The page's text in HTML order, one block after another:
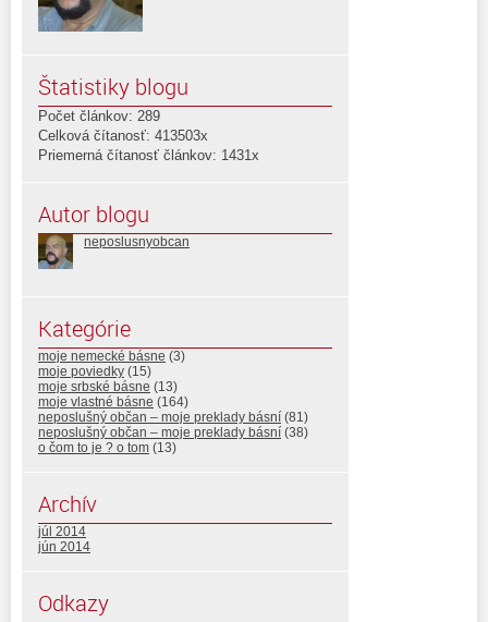
Štatistiky blogu
Počet článkov: 289
Celková čítanosť: 413503x
Priemerná čítanosť článkov: 1431x
Autor blogu
neposlusnyobcan
Kategórie
moje nemecké básne (3)
moje poviedky (15)
moje srbské básne (13)
moje vlastné básne (164)
neposlušný občan – moje preklady básní (81)
neposlušný občan – moje preklady básní (38)
o čom to je ? o tom (13)
Archív
júl 2014
jún 2014
Odkazy